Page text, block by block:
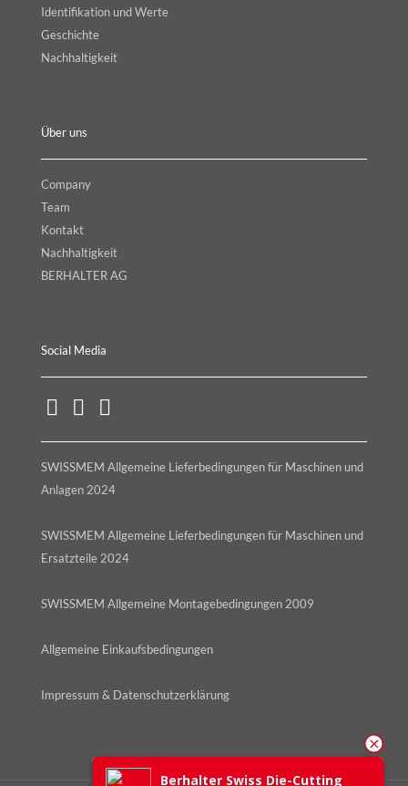
Identifikation und Werte
Geschichte
Nachhaltigkeit
Über uns
Company
Team
Kontakt
Nachhaltigkeit
BERHALTER AG
Social Media
SWISSMEM Allgemeine Lieferbedingungen für Maschinen und
Anlagen 2024
SWISSMEM Allgemeine Lieferbedingungen für Maschinen und
Ersatzteile 2024
SWISSMEM Allgemeine Montagebedingungen 2009
Allgemeine Einkaufsbedingungen
Impressum & Datenschutzerklärung
Berhalter Swiss Die-Cutting